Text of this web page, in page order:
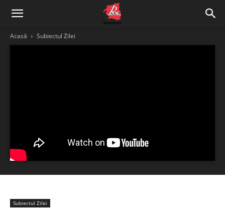
Acasă Subiectul Zilei
Subiectul Zilei